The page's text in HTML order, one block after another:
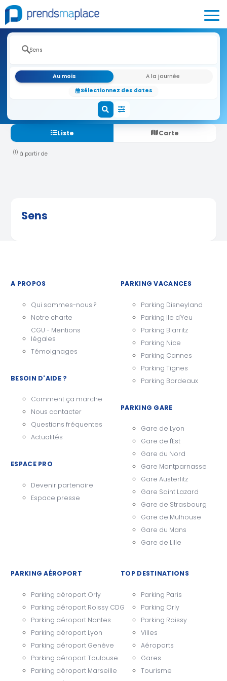
Au mois
A la journée
Sélectionnez des dates
Liste Carte
(1) à partir de
Sens
A PROPOS
Qui sommes-nous ?
Notre charte
CGU - Mentions
légales
Témoignages
BESOIN D'AIDE ?
Comment ça marche
Nous contacter
Questions fréquentes
Actualités
ESPACE PRO
Devenir partenaire
Espace presse
PARKING VACANCES
Parking Disneyland
Parking Ile d'Yeu
Parking Biarritz
Parking Nice
Parking Cannes
Parking Tignes
Parking Bordeaux
PARKING GARE
Gare de Lyon
Gare de l'Est
Gare du Nord
Gare Montparnasse
Gare Austerlitz
Gare Saint Lazard
Gare de Strasbourg
Gare de Mulhouse
Gare du Mans
Gare de Lille
PARKING AÉROPORT
Parking aéroport Orly
Parking aéroport Roissy CDG
Parking aéroport Nantes
Parking aéroport Lyon
Parking aéroport Genève
Parking aéroport Toulouse
Parking aéroport Marseille
TOP DESTINATIONS
Parking Paris
Parking Orly
Parking Roissy
Villes
Aéroports
Gares
Tourisme